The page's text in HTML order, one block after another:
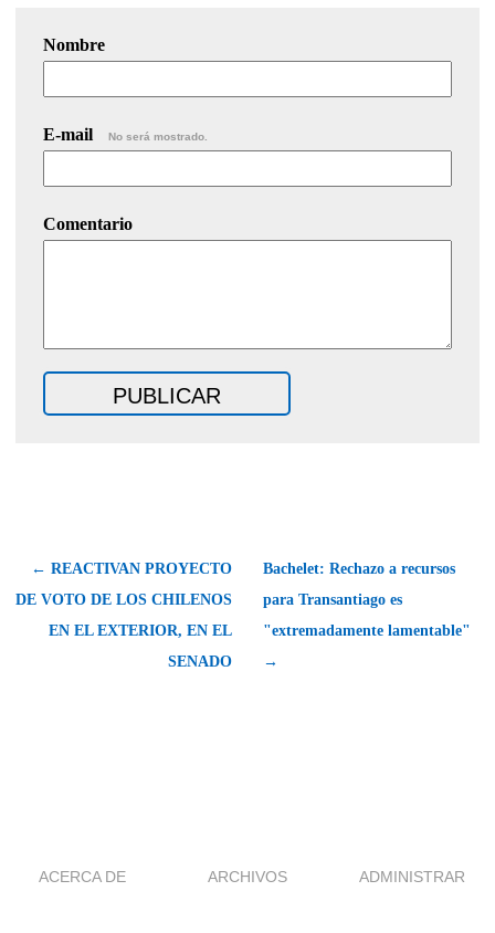
Nombre
E-mail No será mostrado.
Comentario
← REACTIVAN PROYECTO
DE VOTO DE LOS CHILENOS
EN EL EXTERIOR, EN EL
SENADO
Bachelet: Rechazo a recursos
para Transantiago es
"extremadamente lamentable"
→
ACERCA DE ARCHIVOS ADMINISTRAR